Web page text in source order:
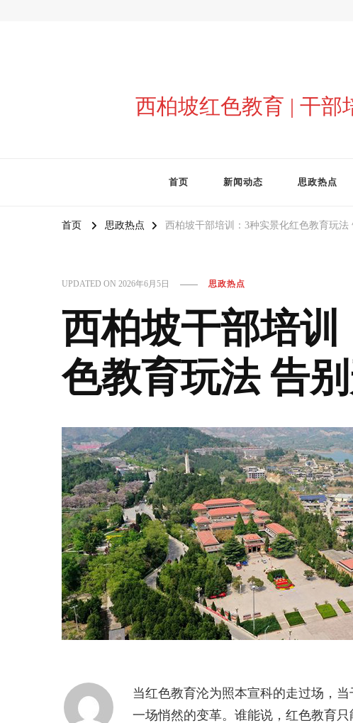
西柏坡红色教育 | 干部
首页 新闻动态 思政热点
首页 思政热点 西柏坡干部培训：3种实景化红色教育玩法
UPDATED ON 2026年6月5日 思政热点
西柏坡干部培训
色教育玩法 告
当红色教育沦为照本宣科的走过场，
一场悄然的变革。谁能说，红色教育只